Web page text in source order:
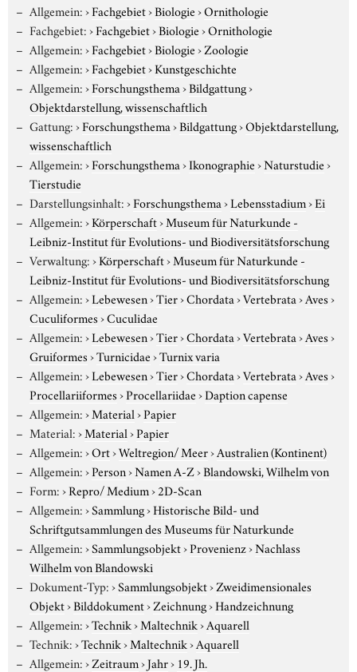
Allgemein:›Fachgebiet›Biologie›Ornithologie
Fachgebiet:›Fachgebiet›Biologie›Ornithologie
Allgemein:›Fachgebiet›Biologie›Zoologie
Allgemein:›Fachgebiet›Kunstgeschichte
Allgemein:›Forschungsthema›Bildgattung›
Objektdarstellung, wissenschaftlich
Gattung:›Forschungsthema›Bildgattung›Objektdarstellung,
wissenschaftlich
Allgemein:›Forschungsthema›Ikonographie›Naturstudie›
Tierstudie
Darstellungsinhalt:›Forschungsthema›Lebensstadium›Ei
Allgemein:›Körperschaft›Museum für Naturkunde -
Leibniz-Institut für Evolutions- und Biodiversitätsforschung
Verwaltung:›Körperschaft›Museum für Naturkunde -
Leibniz-Institut für Evolutions- und Biodiversitätsforschung
Allgemein:›Lebewesen›Tier›Chordata›Vertebrata›Aves›
Cuculiformes›Cuculidae
Allgemein:›Lebewesen›Tier›Chordata›Vertebrata›Aves›
Gruiformes›Turnicidae›Turnix varia
Allgemein:›Lebewesen›Tier›Chordata›Vertebrata›Aves›
Procellariiformes›Procellariidae›Daption capense
Allgemein:›Material›Papier
Material:›Material›Papier
Allgemein:›Ort›Weltregion/ Meer›Australien (Kontinent)
Allgemein:›Person›Namen A-Z›Blandowski, Wilhelm von
Form:›Repro/ Medium›2D-Scan
Allgemein:›Sammlung›Historische Bild- und
Schriftgutsammlungen des Museums für Naturkunde
Allgemein:›Sammlungsobjekt›Provenienz›Nachlass
Wilhelm von Blandowski
Dokument-Typ:›Sammlungsobjekt›Zweidimensionales
Objekt›Bilddokument›Zeichnung›Handzeichnung
Allgemein:›Technik›Maltechnik›Aquarell
Technik:›Technik›Maltechnik›Aquarell
Allgemein:›Zeitraum›Jahr› 19. Jh.